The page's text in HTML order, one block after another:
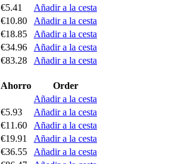
€5.41
Añadir a la cesta
€10.80
Añadir a la cesta
€18.85
Añadir a la cesta
€34.96
Añadir a la cesta
€83.28 Añadir a la cesta
Ahorro
Order
Añadir a la cesta
€5.93
Añadir a la cesta
€11.60
Añadir a la cesta
€19.91
Añadir a la cesta
€36.55
Añadir a la cesta